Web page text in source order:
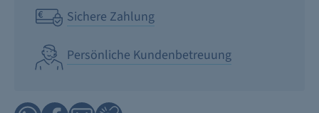
Sichere Zahlung
Persönliche Kundenbetreuung